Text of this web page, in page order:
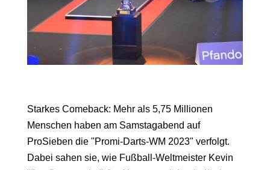
Starkes Comeback: Mehr als 5,75 Millionen
Menschen haben am Samstagabend auf
ProSieben die "Promi-Darts-WM 2023" verfolgt.
Dabei sahen sie, wie Fußball-Weltmeister Kevin